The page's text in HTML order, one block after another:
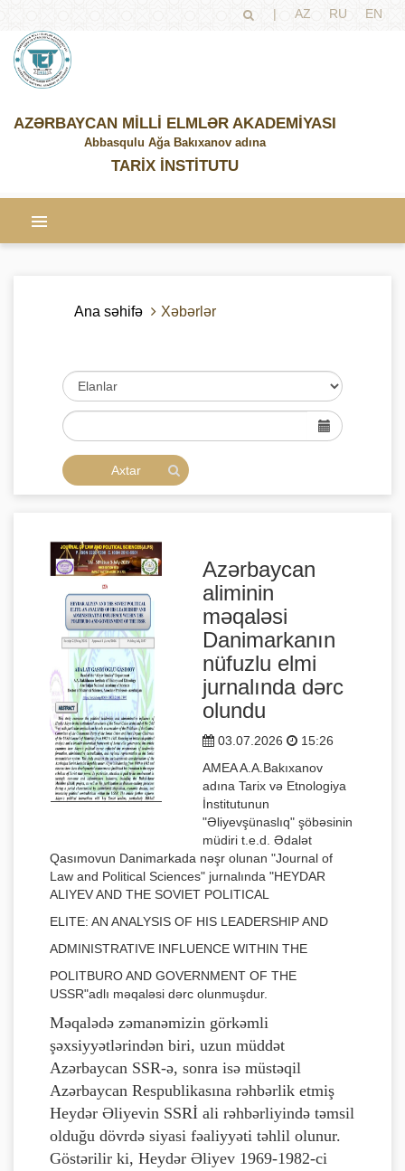
| AZ RU EN
AZƏRBAYCAN MİLLİ ELMLƏR AKADEMİYASI
Abbasqulu Ağa Bakıxanov adına
TARİX İNSTİTUTU
Ana səhifə Xəbərlər
Azərbaycan
aliminin
məqaləsi
Danimarkanın
nüfuzlu elmi
jurnalında dərc
olundu
03.07.2026
15:26
AMEA A.A.Bakıxanov
adına Tarix və Etnologiya
İnstitutunun
"Əliyevşünaslıq" şöbəsinin
müdiri t.e.d. Ədalət
Qasımovun Danimarkada nəşr olunan "Journal of
Law and Political Sciences" jurnalında "HEYDAR
ALIYEV AND THE SOVIET POLITICAL
ELITE: AN ANALYSIS OF HIS LEADERSHIP AND
ADMINISTRATIVE INFLUENCE WITHIN THE
POLITBURO AND GOVERNMENT OF THE
USSR"adlı məqaləsi dərc olunmuşdur.
Məqalədə zəmanəmizin görkəmli
şəxsiyyətlərindən biri, uzun müddət
Azərbaycan SSR-ə, sonra isə müstəqil
Azərbaycan Respublikasına rəhbərlik etmiş
Heydər Əliyevin SSRİ ali rəhbərliyində təmsil
olduğu dövrdə siyasi fəaliyyəti təhlil olunur.
Göstərilir ki, Heydər Əliyev 1969-1982-ci